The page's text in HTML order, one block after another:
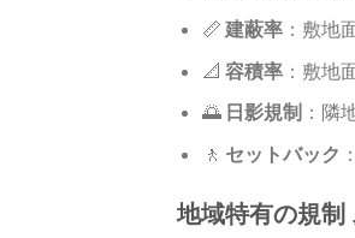
📏 建蔽率：敷地
📐 容積率：敷地
🌅 日影規制 ：隣
🚶 セットバック
地域特有の規制